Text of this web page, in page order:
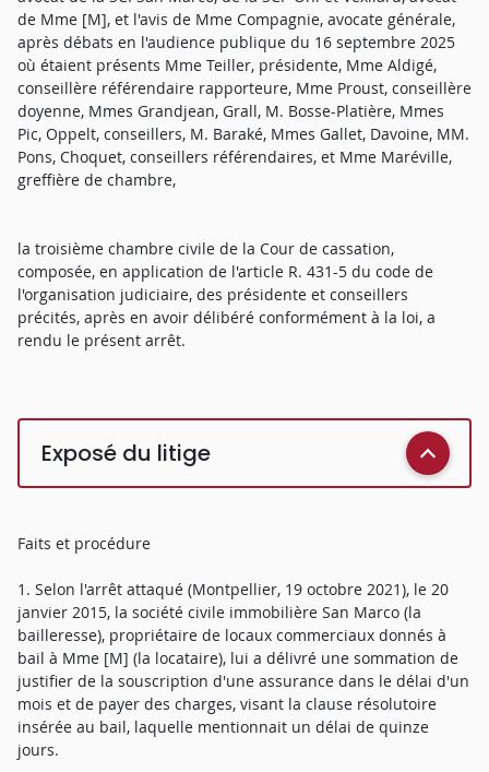
de Mme [M], et l'avis de Mme Compagnie, avocate générale,
après débats en l'audience publique du 16 septembre 2025
où étaient présents Mme Teiller, présidente, Mme Aldigé,
conseillère référendaire rapporteure, Mme Proust, conseillère
doyenne, Mmes Grandjean, Grall, M. Bosse-Platière, Mmes
Pic, Oppelt, conseillers, M. Baraké, Mmes Gallet, Davoine, MM.
Pons, Choquet, conseillers référendaires, et Mme Maréville,
greffière de chambre,
la troisième chambre civile de la Cour de cassation,
composée, en application de l'article R. 431-5 du code de
l'organisation judiciaire, des présidente et conseillers
précités, après en avoir délibéré conformément à la loi, a
rendu le présent arrêt.
Exposé du litige
Faits et procédure
1. Selon l'arrêt attaqué (Montpellier, 19 octobre 2021), le 20
janvier 2015, la société civile immobilière San Marco (la
bailleresse), propriétaire de locaux commerciaux donnés à
bail à Mme [M] (la locataire), lui a délivré une sommation de
justifier de la souscription d'une assurance dans le délai d'un
mois et de payer des charges, visant la clause résolutoire
insérée au bail, laquelle mentionnait un délai de quinze
jours.